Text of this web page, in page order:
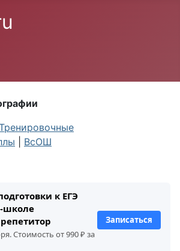
ВсОШ
к ЕГЭ
школе
Стоимость от 990 ₽ за
Записаться